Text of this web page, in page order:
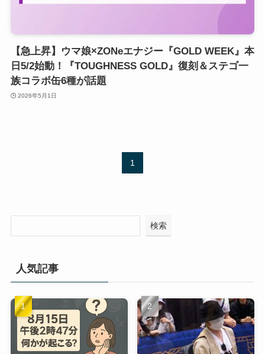
【急上昇】ウマ娘×ZONeエナジー『GOLD WEEK』本
日5/2始動！『TOUGHNESS GOLD』復刻＆ステゴ一
族コラボ缶6種が話題
2026年5月1日
1
検索
人気記事